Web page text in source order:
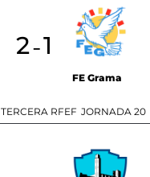
2-1
FE Grama
TERCERA RFEF JORNADA 20